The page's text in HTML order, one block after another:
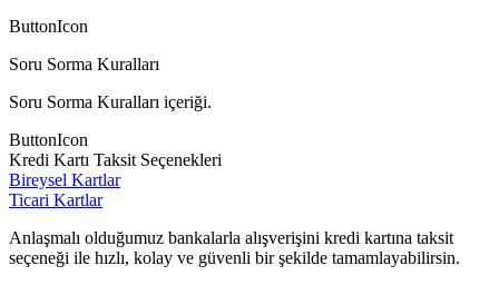
ButtonIcon
Soru Sorma Kuralları
Soru Sorma Kuralları içeriği.
ButtonIcon
Kredi Kartı Taksit Seçenekleri
Bireysel Kartlar
Ticari Kartlar
Anlaşmalı olduğumuz bankalarla alışverişini kredi kartına taksit
seçeneği ile hızlı, kolay ve güvenli bir şekilde tamamlayabilirsin.